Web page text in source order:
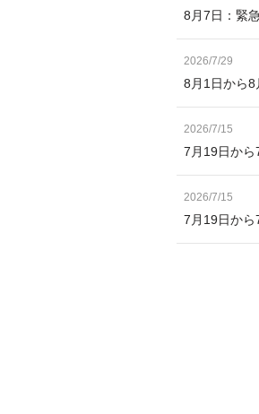
8月7日：緊
2026/7/29
8月1日から8
2026/7/15
7月19日から
2026/7/15
7月19日から